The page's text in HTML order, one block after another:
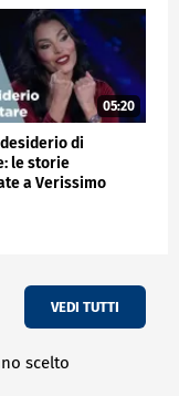
05:20
di
le storie
a Verissimo
VEDI TUTTI
scelto